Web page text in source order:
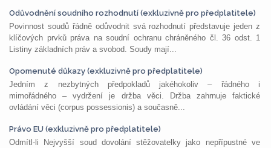
Odůvodnění soudního rozhodnutí (exkluzivně pro předplatitele)
Povinnost soudů řádně odůvodnit svá rozhodnutí představuje jeden z
klíčových prvků práva na soudní ochranu chráněného čl. 36 odst. 1
Listiny základních práv a svobod. Soudy mají...
Opomenuté důkazy (exkluzivně pro předplatitele)
Jedním z nezbytných předpokladů jakéhokoliv – řádného i
mimořádného – vydržení je držba věci. Držba zahrnuje faktické
ovládání věci (corpus possessionis) a současně...
Právo EU (exkluzivně pro předplatitele)
Odmítl-li Nejvyšší soud dovolání stěžovatelky jako nepřípustné ve